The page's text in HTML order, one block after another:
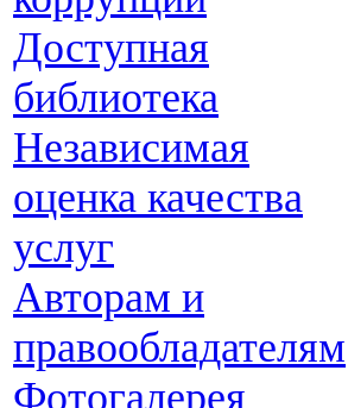
Доступная
библиотека
Независимая
оценка качества
услуг
Авторам и
правообладателям
Фотогалерея